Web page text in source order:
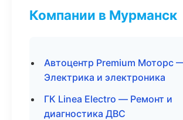
Компании в Мурманск
Автоцентр Premium Моторс
Электрика и электроника
ГК Linea Electro — Ремонт и
диагностика ДВС